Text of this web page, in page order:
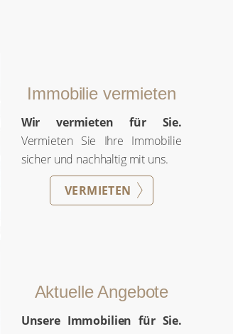
Immobilie vermieten
Wir vermieten für Sie.Vermieten
Sie Ihre Immobilie sicher und
nachhaltig mit uns.
VERMIETEN
Aktuelle Angebote
Unsere Immobilien für Sie.